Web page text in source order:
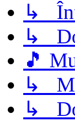
↳
↳
🎵
↳
↳